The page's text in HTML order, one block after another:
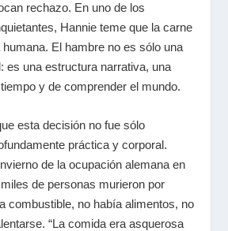
rechazo. En uno de los
Hannie teme que la carne
El hambre no es sólo una
es una estructura narrativa, una
y de comprender el mundo.
esta decisión no fue sólo
práctica y corporal.
de la ocupación alemana en
de personas murieron por
combustible, no había alimentos, no
“La comida era asquerosa